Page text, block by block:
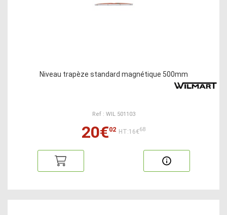
Niveau trapèze standard magnétique 500mm
Ref : WIL 501103
20€02 HT:16€68